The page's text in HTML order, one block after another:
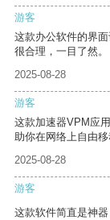
游客
这款办公软件的界
很合理，一目了然。
2025-08-28
游客
这款加速器VPM应
助你在网络上自由移
2025-08-28
游客
这款软件简直是神器